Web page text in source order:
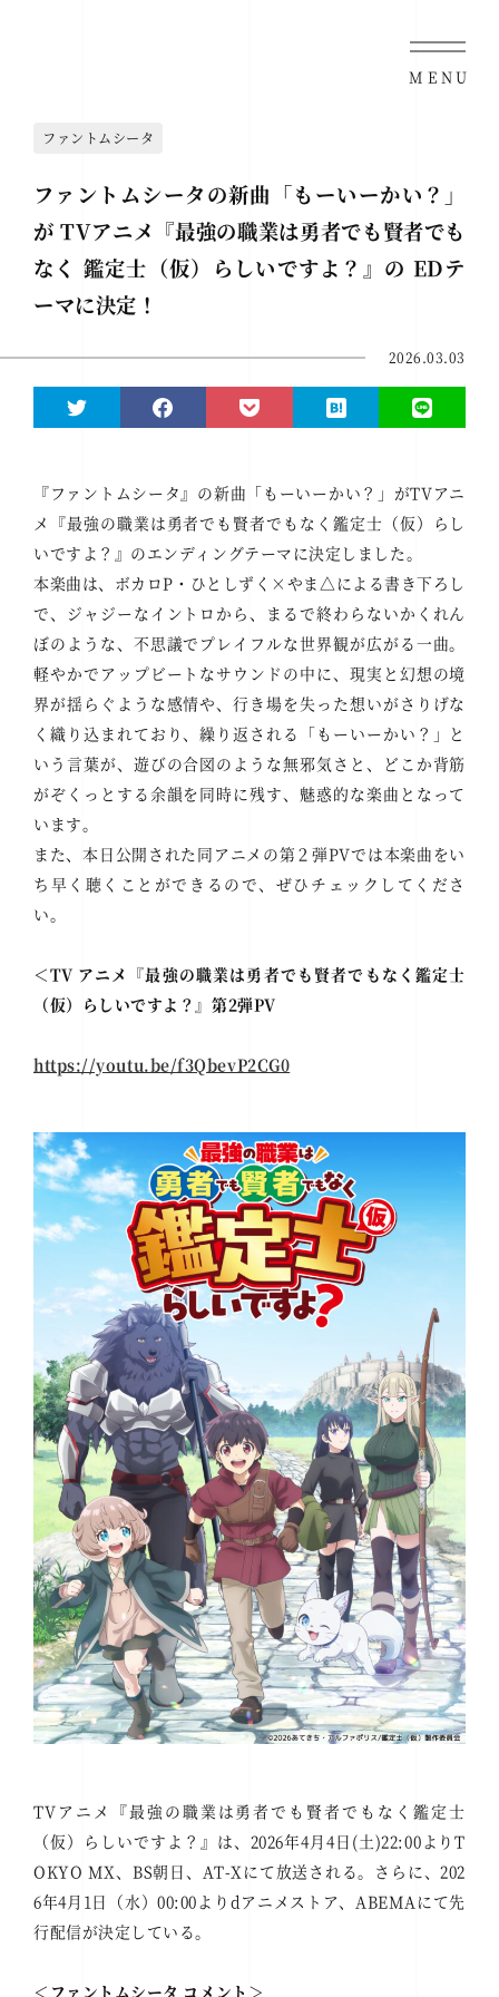
MENU
ファントムシータ
ファントムシータの新曲「もーいーかい？」
が TVアニメ『最強の職業は勇者でも賢者でも
なく 鑑定士（仮）らしいですよ？』の EDテ
ーマに決定！
2026.03.03
『ファントムシータ』の新曲「もーいーかい？」がTVアニ
メ『最強の職業は勇者でも賢者でもなく鑑定士（仮）らし
いですよ？』のエンディングテーマに決定しました。
本楽曲は、ボカロP・ひとしずく×やま△による書き下ろし
で、ジャジーなイントロから、まるで終わらないかくれん
ぼのような、不思議でプレイフルな世界観が広がる一曲。
軽やかでアップビートなサウンドの中に、現実と幻想の境
界が揺らぐような感情や、行き場を失った想いがさりげな
く織り込まれており、繰り返される「もーいーかい？」と
いう言葉が、遊びの合図のような無邪気さと、どこか背筋
がぞくっとする余韻を同時に残す、魅惑的な楽曲となって
います。
また、本日公開された同アニメの第２弾PVでは本楽曲をい
ち早く聴くことができるので、ぜひチェックしてくださ
い。
＜TV アニメ『最強の職業は勇者でも賢者でもなく鑑定士
（仮）らしいですよ？』第2弾PV
https://youtu.be/f3QbevP2CG0
TVアニメ『最強の職業は勇者でも賢者でもなく鑑定士
（仮）らしいですよ？』は、2026年4月4日(土)22:00よりT
OKYO MX、BS朝日、AT-Xにて放送される。さらに、202
6年4月1日（水）00:00よりdアニメストア、ABEMAにて先
行配信が決定している。
＜ファントムシータ コメント＞